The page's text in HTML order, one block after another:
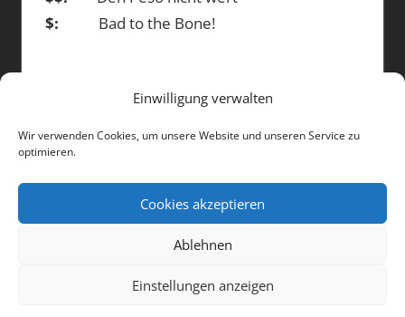
Einwilligung verwalten
Wir verwenden Cookies, um unsere Website und unseren Service zu
optimieren.
Cookies akzeptieren
Ablehnen
Einstellungen anzeigen
$: Bad to the Bone!
DIE BEITRÄGE
WordPress-Theme: Tortuga von ThemeZee.